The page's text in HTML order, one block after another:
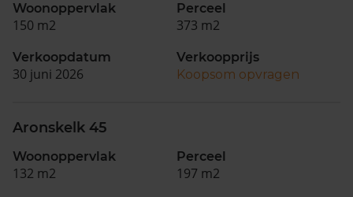
Woonoppervlak
150 m2
Perceel
373 m2
Verkoopdatum
30 juni 2026
Verkoopprijs
Koopsom opvragen
Aronskelk 45
Woonoppervlak
132 m2
Perceel
197 m2